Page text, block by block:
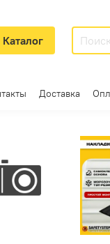
Каталог
Доставка